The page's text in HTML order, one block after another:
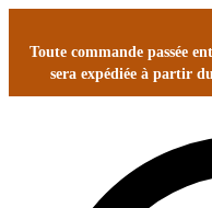
Toute commande passée
sera expédiée à partir